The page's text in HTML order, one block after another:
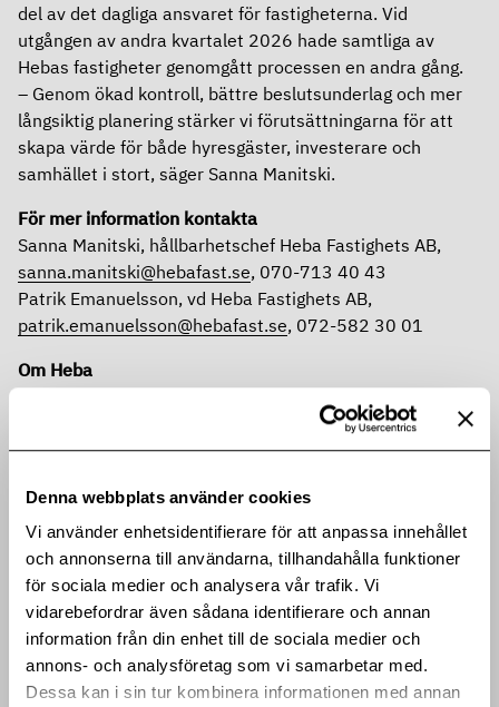
Denna webbplats använder cookies
Vi använder enhetsidentifierare för att anpassa innehållet
och annonserna till användarna, tillhandahålla funktioner
för sociala medier och analysera vår trafik. Vi
vidarebefordrar även sådana identifierare och annan
information från din enhet till de sociala medier och
annons- och analysföretag som vi samarbetar med.
Dessa kan i sin tur kombinera informationen med annan
del av det dagliga ansvaret för fastigheterna. Vid
utgången av andra kvartalet 2026 hade samtliga av
Hebas fastigheter genomgått processen en andra gång.
– Genom ökad kontroll, bättre beslutsunderlag och mer
långsiktig planering stärker vi förutsättningarna för att
skapa värde för både hyresgäster, investerare och
samhället i stort, säger Sanna Manitski.
För mer information kontakta
Sanna Manitski, hållbarhetschef Heba Fastighets AB,
sanna.manitski@hebafast.se, 070-713 40 43
Patrik Emanuelsson, vd Heba Fastighets AB,
patrik.emanuelsson@hebafast.se, 072-582 30 01
Om Heba
utvecklar, äger och förvaltar bostäder och
samhällsfastigheter med centrala lägen i
kunnande erbjuder vi hållbara och trygga boenden med
hög standard att trivas i under livets olika faser. Vi skapar
värde för ägare och samhälle genom nöjda hyresgäster,
tryggare och attraktivare bostadsområden och
förtroendefulla partnerskap. Heba grundades 1952 och
är sedan 1994 noterade på Nasdaq Stockholm AB Nordic
Mid Cap. Läs mer på:hebafast.se